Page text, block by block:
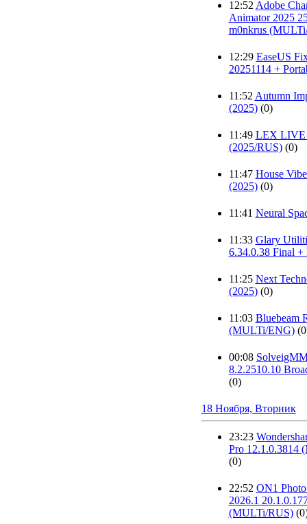
12:52 Adobe
Animator 2025
m0nkrus
12:29 EaseUS
20251114 +
11:52 Autumn
(2025) (0)
11:49 LEX LIVE
(2025/RUS) (0)
11:47 House
(2025) (0)
11:41 Neural
11:33 Glary
6.34.0.38 Final +
11:25 Next
(2025) (0)
11:03 Bluebeam
(MULTi/ENG)
00:08
8.2.2510.10
(0)
18 Ноября, Вторник
23:23
Pro 12.1.0.3814
(0)
22:52 ON1
2026.1
(MULTi/RUS)